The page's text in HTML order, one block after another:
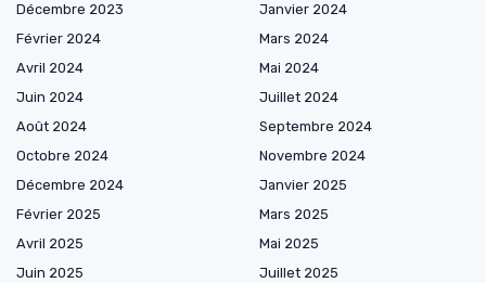
Décembre 2023
Janvier 2024
Février 2024
Mars 2024
Avril 2024
Mai 2024
Juin 2024
Juillet 2024
Août 2024
Septembre 2024
Octobre 2024
Novembre 2024
Décembre 2024
Janvier 2025
Février 2025
Mars 2025
Avril 2025
Mai 2025
Juin 2025
Juillet 2025